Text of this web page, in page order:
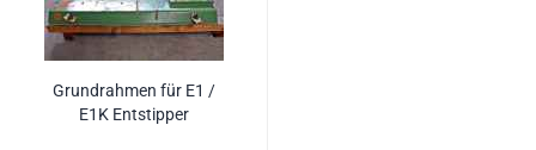
Grundrahmen für E1 /
E1K Entstipper